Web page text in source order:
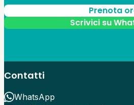
Prenota
Scrivici su
Contatti
WhatsApp